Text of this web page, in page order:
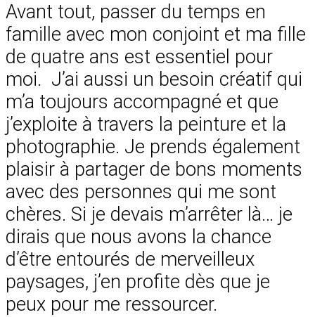
Avant tout, passer du temps en
famille avec mon conjoint et ma fille
de quatre ans est essentiel pour
moi. J’ai aussi un besoin créatif qui
m’a toujours accompagné et que
j’exploite à travers la peinture et la
photographie. Je prends également
plaisir à partager de bons moments
avec des personnes qui me sont
chères. Si je devais m’arrêter là… je
dirais que nous avons la chance
d’être entourés de merveilleux
paysages, j’en profite dès que je
peux pour me ressourcer.